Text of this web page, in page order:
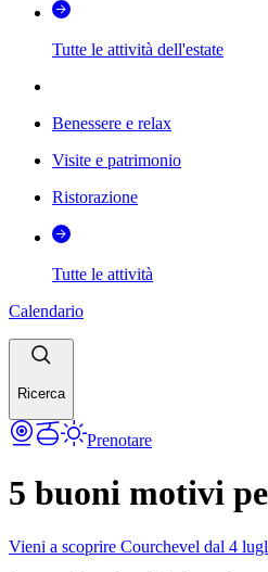
Tutte le attività dell'estate
Benessere e relax
Visite e patrimonio
Ristorazione
Tutte le attività
Calendario
Ricerca
Prenotare
5 buoni motivi
Vieni a scoprire Courchevel dal 4